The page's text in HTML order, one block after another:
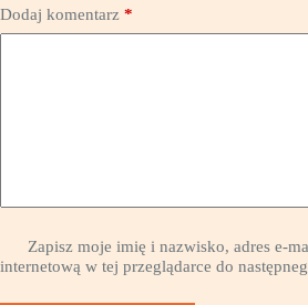
Dodaj komentarz *
Zapisz moje imię i nazwisko, adres e-
internetową w tej przeglądarce do